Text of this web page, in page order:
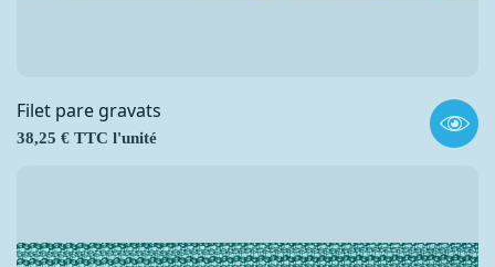
Filet pare gravats
Prix
38,25 € TTC l'unité